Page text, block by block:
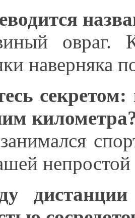
овраг.
наверняка
дистанции